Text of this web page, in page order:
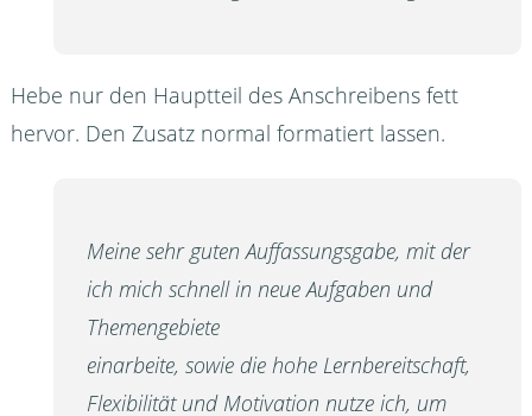
Hebe nur den Hauptteil des Anschreibens fett
hervor. Den Zusatz normal formatiert lassen.
Meine sehr guten Auffassungsgabe, mit der
ich mich schnell in neue Aufgaben und
Themengebiete
einarbeite, sowie die hohe Lernbereitschaft,
Flexibilität und Motivation nutze ich, um